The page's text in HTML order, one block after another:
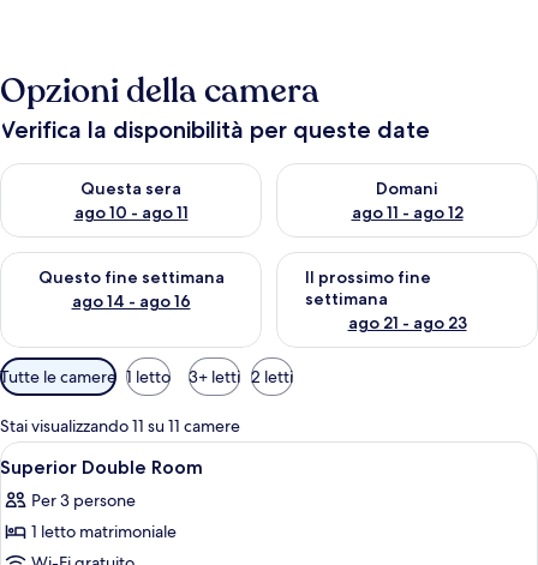
Opzioni della camera
Verifica la disponibilità per queste date
Questa sera
ago 10 - ago 11
Verifica la disponibilità per questa sera, ago 10 - ago 11
Domani
ago 11 - ago 12
Verifica la disponibilità per
Questo fine settimana
ago 14 - ago 16
Verifica la disponibilità per questo fine settimana, ago 14 -
Il prossimo fine
settimana
ago 21 - ago 23
Verifica la disponibilità per il
Filtri
disponibili
per
le
camere
Tutte le camere 1 letto 3+ letti 2 letti
Stai visualizzando 11 su 11 camere
Apri
tutte
le
foto
Insonorizzazione, Wi-Fi gratuito,
20
Superior Double Room
Per 3 persone
1 letto matrimoniale